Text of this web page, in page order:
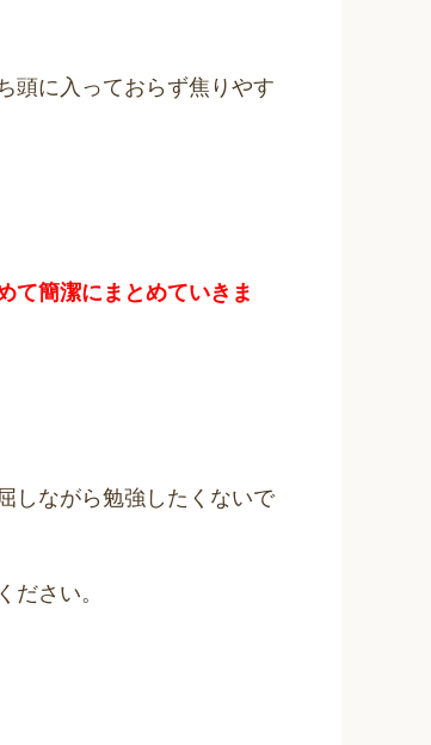
頭に入っておらず焦りやす
て簡潔にまとめていきま
しながら勉強したくないで
ださい。